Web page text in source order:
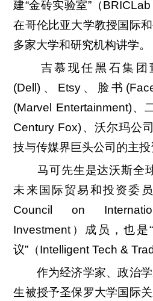
建“金砖实验室”（
在哥伦比亚大学教授国际
多家大学和研究机构讲学。
吉慕现任黑石集团
(Dell)、Etsy、脸书
(Marvel Entertainment)、
Century Fox)、沃尔玛公
技与传媒界巨头公司的主投
马可先生是达沃斯全球
未来国际贸易和投资委
Council on
Investment）成员，也
议”（Intelligent Tech &
作为经济学家、政治学
生被授予圣保罗大学国际